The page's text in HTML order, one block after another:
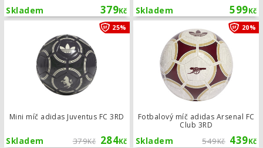
379Kč
Skladem 599Kč
Skladem
Mini míč adidas Juventus FC 3RD
379Kč 284Kč
Skladem
25% Mini míč adidas Juventus FC 3RD
Fotbalový míč adidas Arsenal FC
Club 3RD
549Kč 439Kč
Skladem
20%